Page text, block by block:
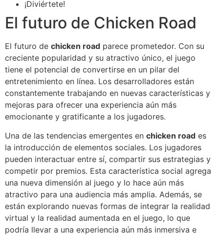
¡Diviértete!
El futuro de Chicken Road
El futuro de chicken road parece prometedor. Con su
creciente popularidad y su atractivo único, el juego
tiene el potencial de convertirse en un pilar del
entretenimiento en línea. Los desarrolladores están
constantemente trabajando en nuevas características y
mejoras para ofrecer una experiencia aún más
emocionante y gratificante a los jugadores.
Una de las tendencias emergentes en chicken road es
la introducción de elementos sociales. Los jugadores
pueden interactuar entre sí, compartir sus estrategias y
competir por premios. Esta característica social agrega
una nueva dimensión al juego y lo hace aún más
atractivo para una audiencia más amplia. Además, se
están explorando nuevas formas de integrar la realidad
virtual y la realidad aumentada en el juego, lo que
podría llevar a una experiencia aún más inmersiva e